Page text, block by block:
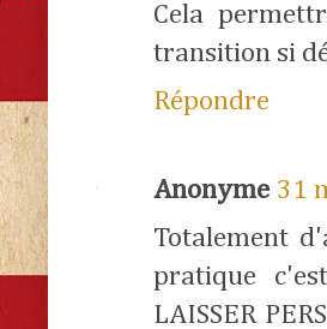
Cela
transition si
Répondre
Anonyme 31
Totalement
pratique
LAISSER